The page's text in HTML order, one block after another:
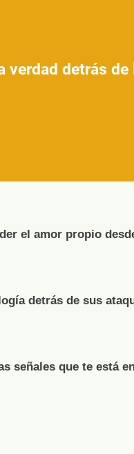
verdad detrás
el amor propio
detrás de sus
señales que te está